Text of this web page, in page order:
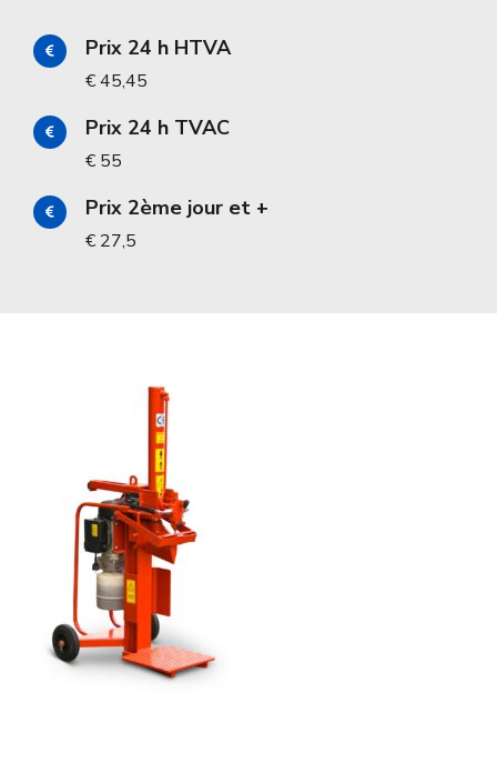
Prix 24 h HTVA
€ 45,45
Prix 24 h TVAC
€ 55
Prix 2ème jour et +
€ 27,5